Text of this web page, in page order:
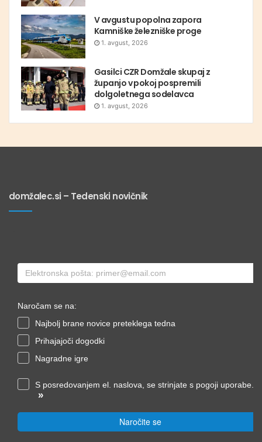
V avgustu popolna zapora
Kamniške železniške proge
1. avgust, 2026
Gasilci CZR Domžale skupaj z
županjo v pokoj pospremili
dolgoletnega sodelavca
1. avgust, 2026
domžalec.si – Tedenski novičnik
Naročam se na:
Najbolj brane novice preteklega tedna
Prihajajoči dogodki
Nagradne igre
S posredovanjem el. naslova, se strinjate s pogoji uporabe.
»
Naročite se